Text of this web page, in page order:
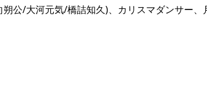
公/大河元気/橋詰知久)、カリスマダンサー、